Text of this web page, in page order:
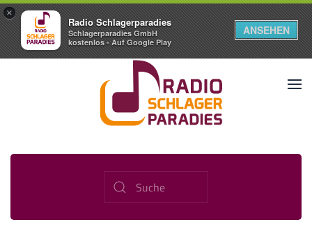
×
Radio Schlagerparadies
Schlagerparadies GmbH
kostenlos - Auf Google Play
ANSEHEN